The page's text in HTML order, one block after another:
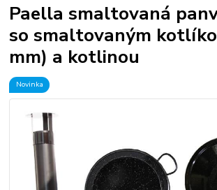
Paella smaltovaná
so smaltovaným
mm) a kotlinou
Novinka